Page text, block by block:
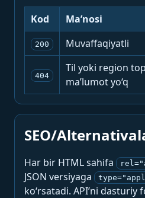
Kod Ma’nosi
200 Muvaffaqiyatli
404
Til yoki region
ma’lumot yo‘q
SEO/
Har bir HTML sahifa
JSON versiyaga
ko‘rsatadi. API’ni dasturiy